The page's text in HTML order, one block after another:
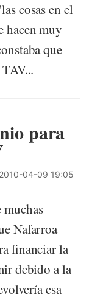
cosas en el
hacen muy
que
para
2010-04-09 19:05
Nafarroa
financiar la
debido a la
esa